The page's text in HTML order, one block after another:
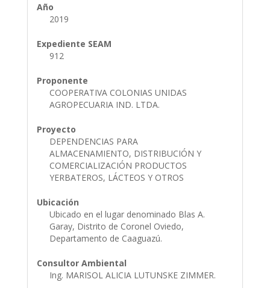
Año
2019
Expediente SEAM
912
Proponente
COOPERATIVA COLONIAS UNIDAS
AGROPECUARIA IND. LTDA.
Proyecto
DEPENDENCIAS PARA
ALMACENAMIENTO, DISTRIBUCIÓN Y
COMERCIALIZACIÓN PRODUCTOS
YERBATEROS, LÁCTEOS Y OTROS
Ubicación
Ubicado en el lugar denominado Blas A.
Garay, Distrito de Coronel Oviedo,
Departamento de Caaguazú.
Consultor Ambiental
Ing. MARISOL ALICIA LUTUNSKE ZIMMER.